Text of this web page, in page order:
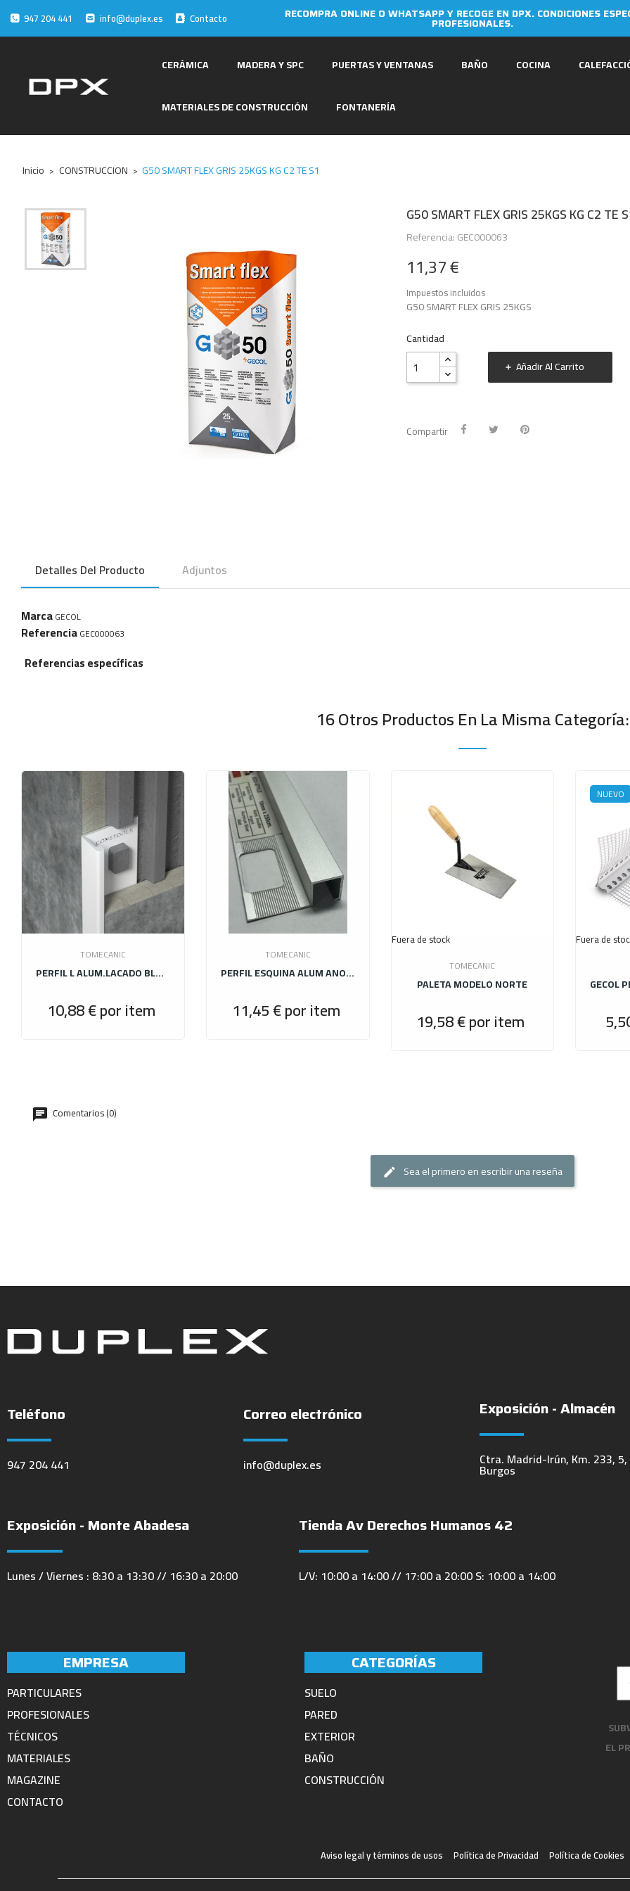
947 204 441 info@duplex.es Contacto RECOMPRA ONLINE O WHATSAPP Y RECOGE EN DPX. CONDICIONES
PROFESIONALES.
CERÁMICA MADERA Y SPC PUERTAS Y VENTANAS BAÑO COCINA
MATERIALES DE CONSTRUCCIÓN FONTANERÍA
Inicio CONSTRUCCION G50 SMART FLEX GRIS 25KGS KG C2 TE S1
G50 SMART FLEX GRIS 25KGS KG C2 TE
Referencia: GEC000063
11,37 €
Impuestos incluidos
G50 SMART FLEX GRIS 25KGS
Cantidad
Añadir Al Carrito
Compartir
Detalles Del Producto Adjuntos
MarcaGECOL
ReferenciaGEC000063
Referencias específicas
16 Otros Productos En La Misma Categoría:
TOMECANIC
PERFIL L ALUM.LACADO BLANCO BRILLO 12MM.X2,50M.
10,88 €por item
TOMECANIC
PERFIL ESQUINA ALUM ANODIZ PLATA MATE 12MM.X 2,50M
11,45 €por item
Fuera de stock
TOMECANIC
PALETA MODELO NORTE
19,58 €por item
NUEVO
Fuera de
Comentarios (0)
Sea el primero en escribir una reseña
Teléfono
947 204 441
Correo electrónico
info@duplex.es
Exposición - Almacén
Ctra. Madrid-Irún, Km. 233,
Burgos
Exposición - Monte Abadesa
Lunes / Viernes : 8:30 a 13:30 // 16:30 a 20:00
Tienda Av Derechos Humanos 42
L/V: 10:00 a 14:00 // 17:00 a 20:00 S: 10:00 a 14:00
EMPRESA
PARTICULARES
PROFESIONALES
TÉCNICOS
MATERIALES
MAGAZINE
CONTACTO
CATEGORÍAS
SUELO
PARED
EXTERIOR
BAÑO
CONSTRUCCIÓN
EL
Aviso legal y términos de usos Política de Privacidad Política de Cookies